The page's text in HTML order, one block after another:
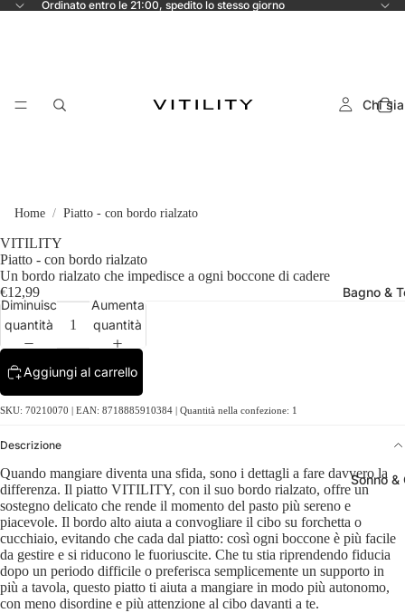
Ordinato entro le 21:00, spedito lo stesso giorno
Chi
Bagno &
Sonno &
Home Piatto - con bordo rialzato
VITILITY
Piatto - con bordo rialzato
Un bordo rialzato che impedisce a ogni boccone di cadere
€12,99
Diminuisci
quantità
Aumenta
quantità
Aggiungi al carrello
SKU: 70210070 | EAN: 8718885910384 | Quantità nella confezione: 1
Descrizione
Quando mangiare diventa una sfida, sono i dettagli a fare davvero la
differenza. Il piatto VITILITY, con il suo bordo rialzato, offre un
sostegno delicato che rende il momento del pasto più sereno e
piacevole. Il bordo alto aiuta a convogliare il cibo su forchetta o
cucchiaio, evitando che cada dal piatto: così ogni boccone è più facile
da gestire e si riducono le fuoriuscite. Che tu stia riprendendo fiducia
dopo un periodo difficile o preferisca semplicemente un supporto in
più a tavola, questo piatto ti aiuta a mangiare in modo più autonomo,
con meno disordine e più attenzione al cibo davanti a te.